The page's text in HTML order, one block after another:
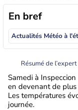
En bref
Résumé de l’expert
Samedi à
en devenant de
Les températures
journée.